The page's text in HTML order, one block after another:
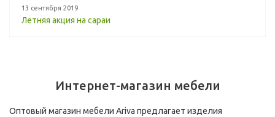
13 сентября 2019
Летняя акция на сараи
Интернет-магазин мебели
Оптовый магазин мебели Ariva предлагает изделия